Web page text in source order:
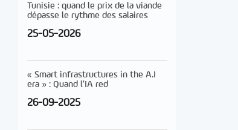
Tunisie : quand le prix de la viande
dépasse le rythme des salaires
25-05-2026
« Smart infrastructures in the A.I
era » : Quand l’IA red
26-09-2025